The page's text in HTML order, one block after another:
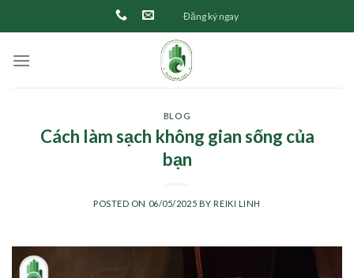
to
Đăng ký ngay
BLOG
Cách làm sạch không gian sống của
bạn
POSTED ON 06/05/2025 BYREIKI LINH